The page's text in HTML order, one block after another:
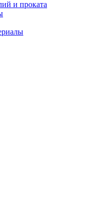
и проката